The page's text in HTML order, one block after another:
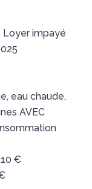
Loyer impayé
eau chaude,
AVEC
€